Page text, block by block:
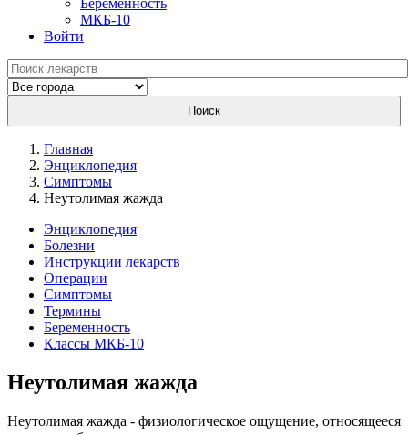
МКБ-10
Войти
Поиск
Главная
Энциклопедия
Симптомы
Неутолимая жажда
Энциклопедия
Болезни
Инструкции лекарств
Операции
Симптомы
Термины
Беременность
Классы МКБ-10
Неутолимая жажда
Неутолимая жажда - физиологическое ощущение, относящееся